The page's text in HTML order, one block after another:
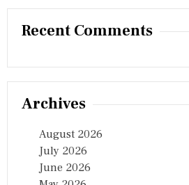
Recent Comments
Archives
August 2026
July 2026
June 2026